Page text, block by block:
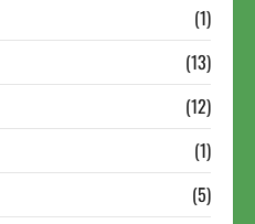
(1)
(13)
(12)
(1)
(5)